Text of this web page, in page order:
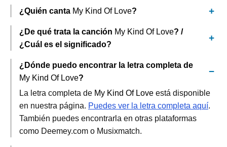
¿Quién canta My Kind Of Love?
¿De qué trata la canción My Kind Of Love? /
¿Cuál es el significado?
¿Dónde puedo encontrar la letra completa de
My Kind Of Love?
La letra completa de My Kind Of Love está disponible
en nuestra página. Puedes ver la letra completa aquí.
También puedes encontrarla en otras plataformas
como Deemey.com o Musixmatch.